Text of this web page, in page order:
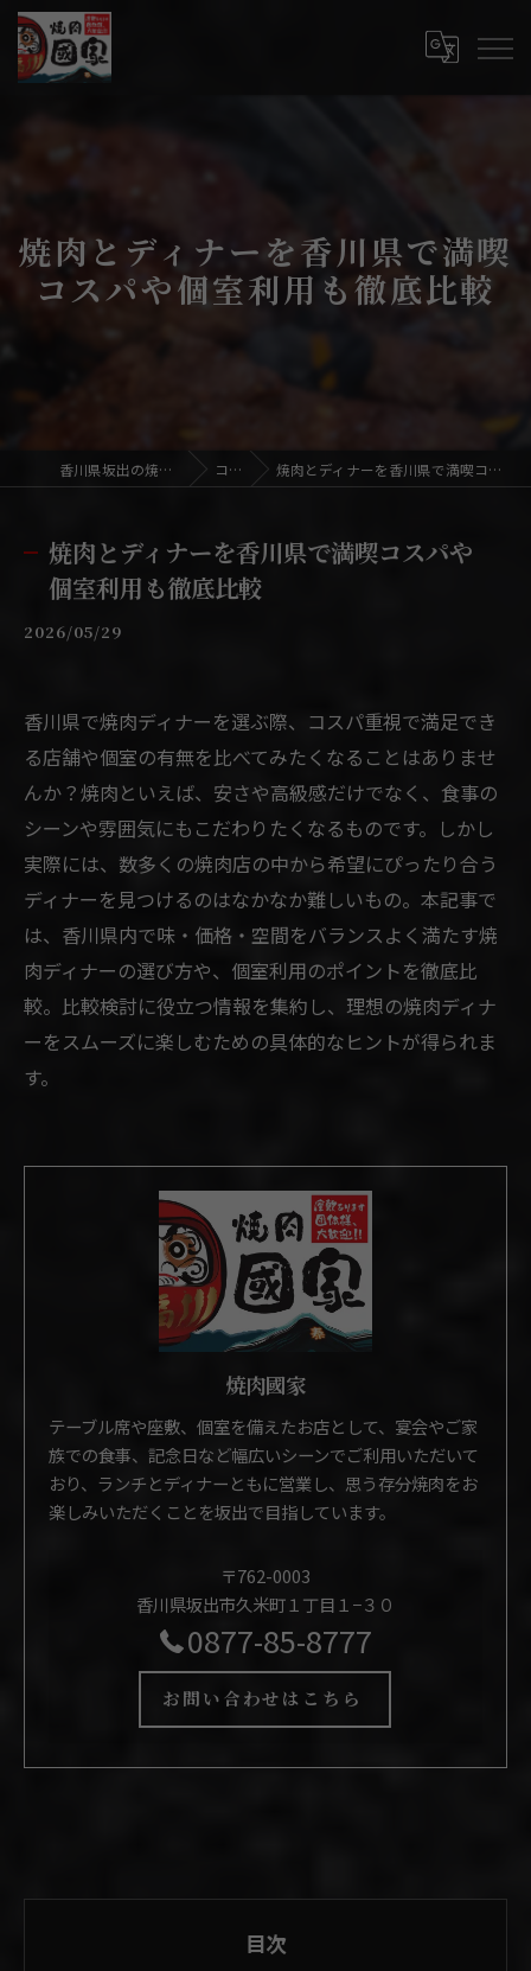
焼肉とディナーを香川県で満喫
コスパや個室利用も徹底比較
香川県坂出の焼肉なら焼肉國家 コラム 焼肉とディナーを香川県で満喫コスパや個室利用も徹底比較
焼肉とディナーを香川県で満喫コスパや
個室利用も徹底比較
2026/05/29
香川県で焼肉ディナーを選ぶ際、コスパ重視で満足でき
る店舗や個室の有無を比べてみたくなることはありませ
んか？焼肉といえば、安さや高級感だけでなく、食事の
シーンや雰囲気にもこだわりたくなるものです。しかし
実際には、数多くの焼肉店の中から希望にぴったり合う
ディナーを見つけるのはなかなか難しいもの。本記事で
は、香川県内で味・価格・空間をバランスよく満たす焼
肉ディナーの選び方や、個室利用のポイントを徹底比
較。比較検討に役立つ情報を集約し、理想の焼肉ディナ
ーをスムーズに楽しむための具体的なヒントが得られま
す。
焼肉國家
テーブル席や座敷、個室を備えたお店として、宴会やご家
族での食事、記念日など幅広いシーンでご利用いただいて
おり、ランチとディナーともに営業し、思う存分焼肉をお
楽しみいただくことを坂出で目指しています。
〒762-0003
香川県坂出市久米町１丁目１−３０
0877-85-8777
お問い合わせはこちら
目次